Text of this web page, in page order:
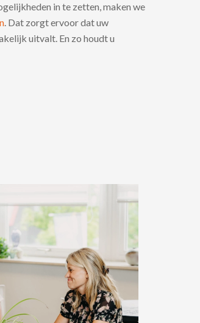
in te zetten, maken we
. Dat zorgt ervoor dat uw
uitvalt. En zo houdt u